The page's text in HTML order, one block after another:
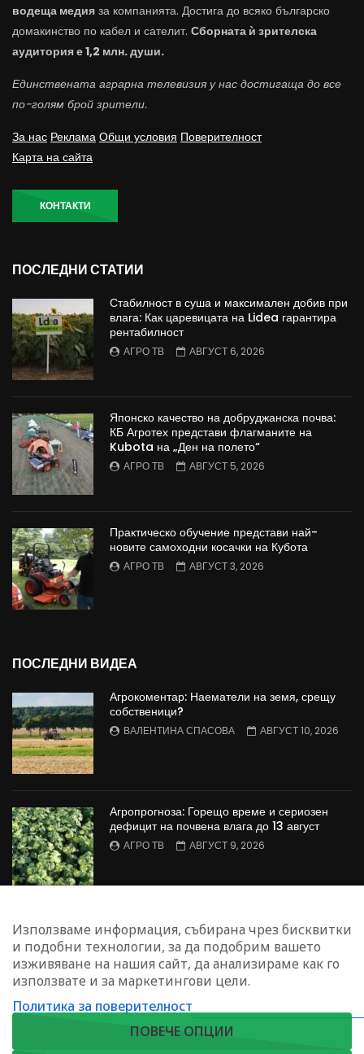
водеща медия за компанията. Достига до всяко българско
домакинство по кабел и сателит. Сборната ѝ зрителска
аудитория е 1,2 млн. души.
Единствената аграрна телевизия у нас достигаща до все
по-голям брой зрители.
За нас Реклама Общи условия Поверителност
Карта на сайта
КОНТАКТИ
ПОСЛЕДНИ СТАТИИ
Стабилност в суша и максимален добив при
влага: Как царевицата на Lidea гарантира
рентабилност
АГРО ТВ АВГУСТ 6, 2026
Японско качество на добруджанска почва:
КБ Агротех представи флагманите на
Kubota на „Ден на полето“
АГРО ТВ АВГУСТ 5, 2026
Практическо обучение представи най-
новите самоходни косачки на Кубота
АГРО ТВ АВГУСТ 3, 2026
ПОСЛЕДНИ ВИДЕА
Агрокоментар: Наематели на земя, срещу
собственици?
ВАЛЕНТИНА СПАСОВА АВГУСТ 10, 2026
Агропрогноза: Горещо време и сериозен
дефицит на почвена влага до 13 август
АГРО ТВ АВГУСТ 9, 2026
КООПЕРИРАНЕ: Защо някои стопани имат
резерви към него
БОЖИДАР КАПИТАНСКИ АВГУСТ 9, 2026
Използваме информация, събирана чрез бисквитки
и подобни технологии, за да подобрим вашето
изживяване на нашия сайт, да анализираме как го
използвате и за маркетингови цели.
Политика за поверителност
ПОВЕЧЕ ОПЦИИ
ЗАПИШЕТЕ СЕ ЗА НАШИЯ БЮЛЕТИН